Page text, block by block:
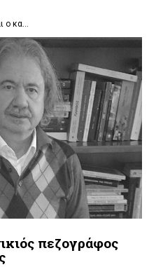
ο κα...
πεζογράφος